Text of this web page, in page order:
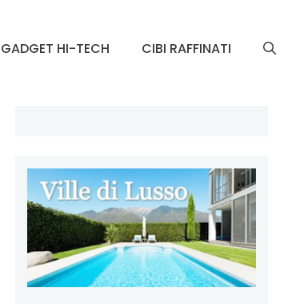
GADGET HI-TECH CIBI RAFFINATI